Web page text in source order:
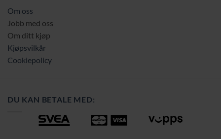
Om oss
Jobb med oss
Om ditt kjøp
Kjøpsvilkår
Cookiepolicy
DU KAN BETALE MED: